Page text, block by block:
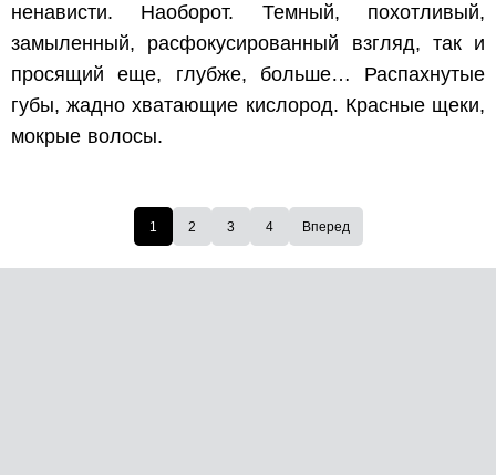
ненависти. Наоборот. Темный, похотливый,
замыленный, расфокусированный взгляд, так и
просящий еще, глубже, больше… Распахнутые
губы, жадно хватающие кислород. Красные щеки,
мокрые волосы.
1 2 3 4 Вперед